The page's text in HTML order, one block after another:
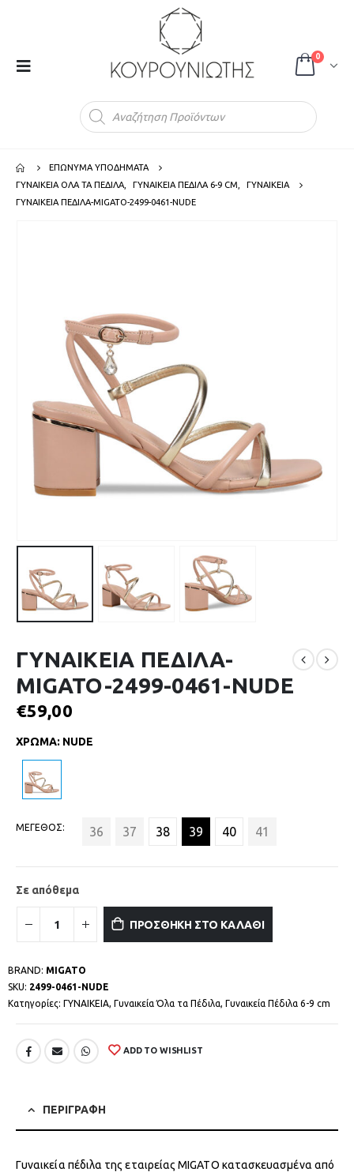
0
ΕΠΩΝΥΜΑ ΥΠΟΔΗΜΑΤΑ
ΓΥΝΑΙΚΕΙΑ ΟΛΑ ΤΑ ΠΕΔΙΛΑ
ΓΥΝΑΙΚΕΙΑ ΠΕΔΙΛΑ 6-9 CM
ΓΥΝΑΙΚΕΙΑ
ΓΥΝΑΙΚΕΙΑ ΠΕΔΙΛΑ-MIGATO-2499-0461-NUDE
ΓΥΝΑΙΚΕΙΑ ΠΕΔΙΛΑ-
MIGATO-2499-0461-NUDE
€59,00
ΧΡΩΜΑ: NUDE
ΜΕΓΕΘΟΣ 36 37 38 39 40 41
Σε απόθεμα
ΠΡΟΣΘΗΚΗ ΣΤΟ ΚΑΛΑΘΙ
BRAND: MIGATO
SKU: 2499-0461-NUDE
Κατηγορίες: ΓΥΝΑΙΚΕΙΑ, Γυναικεία Όλα τα Πέδιλα, Γυναικεία Πέδιλα 6-9 cm
ADD TO WISHLIST
ΠΕΡΙΓΡΑΦΗ
Γυναικεία πέδιλα της εταιρείας MIGATO κατασκευασμένα από